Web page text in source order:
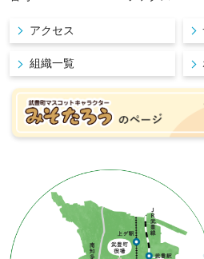
アクセス
組織一覧